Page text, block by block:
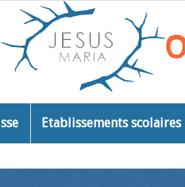
Etablissements scolaires